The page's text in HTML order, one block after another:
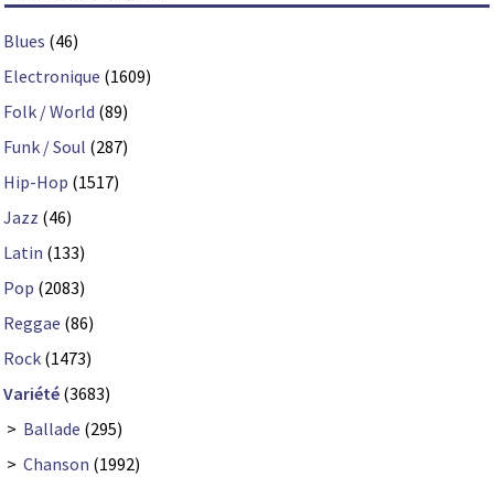
Blues (46)
Electronique (1609)
Folk / World (89)
Funk / Soul (287)
Hip-Hop (1517)
Jazz (46)
Latin (133)
Pop (2083)
Reggae (86)
Rock (1473)
Variété (3683)
> Ballade (295)
> Chanson (1992)